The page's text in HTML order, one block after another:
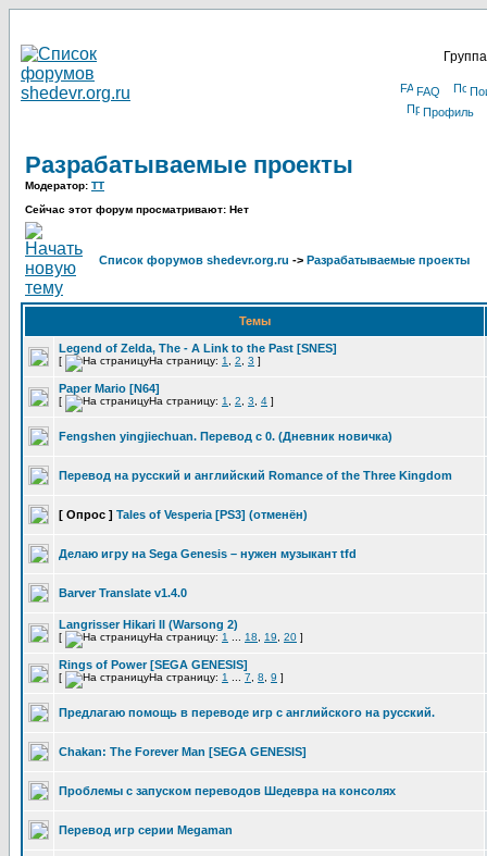
FAQ
Профиль
Разрабатываемые проекты
Модератор: TT
Сейчас этот форум просматривают: Нет
Список форумов shedevr.org.ru -> Разрабатываемые проекты
Темы
Legend of Zelda, The - A Link to the Past [SNES]
[ На страницу: 1 2 3 ]
Paper Mario [N64]
[ На страницу: 1 2 3 4 ]
Fengshen yingjiechuan. Перевод с 0. (Дневник новичка)
Перевод на русский и английский Romance of the Three Kingdom
[ Опрос ] Tales of Vesperia [PS3] (отменён)
Делаю игру на Sega Genesis – нужен музыкант tfd
Barver Translate v1.4.0
Langrisser Hikari II (Warsong 2)
[ На страницу: 1 18 19 20 ]
Rings of Power [SEGA GENESIS]
[ На страницу: 1 7 8 9 ]
Предлагаю помощь в переводе игр с английского на русский.
Chakan: The Forever Man [SEGA GENESIS]
Проблемы с запуском переводов Шедевра на консолях
Перевод игр серии Megaman